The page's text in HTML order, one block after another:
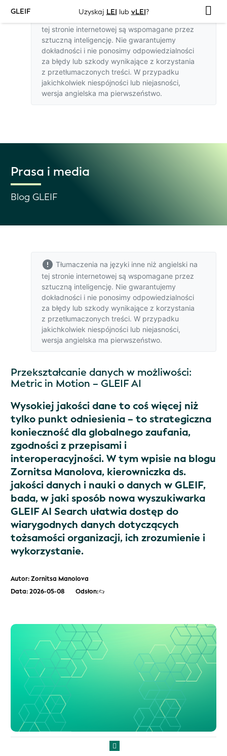
GLEIF Uzyskaj LEI lub vLEI?
Tłumaczenia na języki inne niż angielski na
tej stronie internetowej są wspomagane przez
sztuczną inteligencję. Nie gwarantujemy
dokładności i nie ponosimy odpowiedzialności
za błędy lub szkody wynikające z korzystania
z przetłumaczonych treści. W przypadku
jakichkolwiek niespójności lub niejasności,
wersja angielska ma pierwszeństwo.
Prasa i media
Blog GLEIF
Tłumaczenia na języki inne niż angielski na
tej stronie internetowej są wspomagane przez
sztuczną inteligencję. Nie gwarantujemy
dokładności i nie ponosimy odpowiedzialności
za błędy lub szkody wynikające z korzystania
z przetłumaczonych treści. W przypadku
jakichkolwiek niespójności lub niejasności,
wersja angielska ma pierwszeństwo.
Przekształcanie danych w możliwości:
Metric in Motion – GLEIF AI
Wysokiej jakości dane to coś więcej niż
tylko punkt odniesienia – to strategiczna
konieczność dla globalnego zaufania,
zgodności z przepisami i
interoperacyjności. W tym wpisie na blogu
Zornitsa Manolova, kierowniczka ds.
jakości danych i nauki o danych w GLEIF,
bada, w jaki sposób nowa wyszukiwarka
GLEIF AI Search ułatwia dostęp do
wiarygodnych danych dotyczących
tożsamości organizacji, ich zrozumienie i
wykorzystanie.
Autor: Zornitsa Manolova
Data: 2026-05-08
Odsłon: